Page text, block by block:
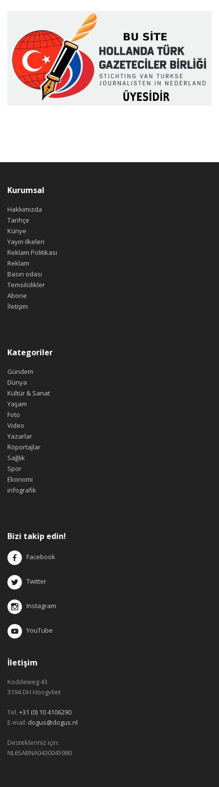
Kurumsal
Hakkımızda
Tarihçe
Künye
Yayın ilkeleri
Reklam Politikası
Reklam
Basın odası
Temsilcilikler
Abone
İletişim
Kategoriler
Gündem
Dünya
Kültür & Sanat
Yaşam
Foto
Video
Yazarlar
Röportajlar
Sağlık
Spor
Ekonomi
infografik
Bizi takip edin!
Facebook
Twitter
Instagram
YouTube
İletişim
Koddeweg 43
3194 DH Hoogvliet
Tel. +31 (0) 10 4106290
E-mail: dogus@dogus.nl
Destekleriniz için:
NL65ABNA0430045980